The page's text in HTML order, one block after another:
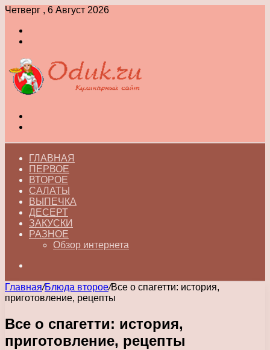
Четверг , 6 Август 2026
ГЛАВНАЯ
ПЕРВОЕ
ВТОРОЕ
САЛАТЫ
ВЫПЕЧКА
ДЕСЕРТ
ЗАКУСКИ
РАЗНОЕ
Обзор интернета
Главная/Блюда второе/Все о спагетти: история,
приготовление, рецепты
Все о спагетти: история,
приготовление, рецепты